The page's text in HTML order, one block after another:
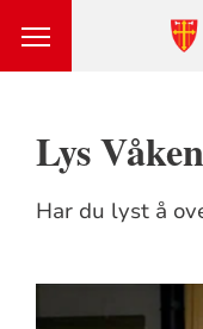
Lys
Har du lyst å